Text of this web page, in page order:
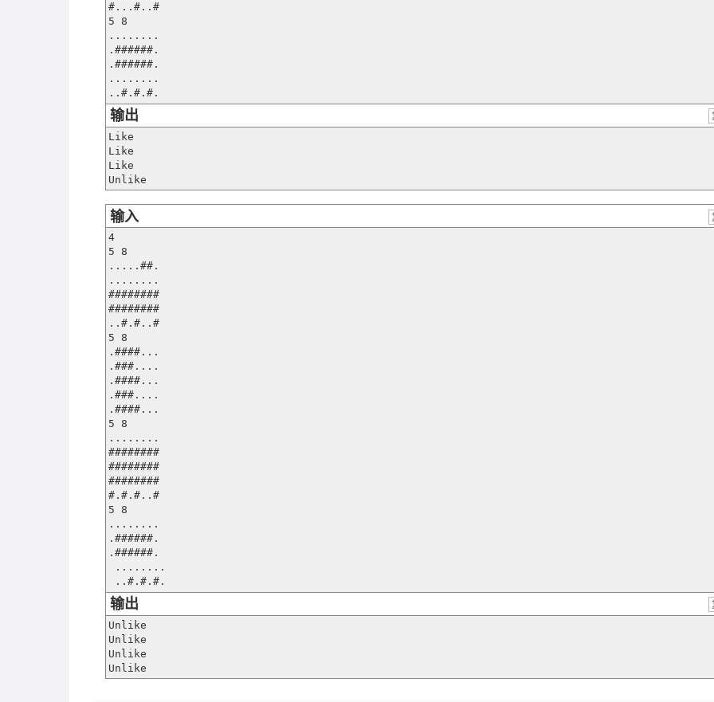
#...#..#
5 8
........
.######.
.######.
........
..#.#.#.
输出
Like
Like
Like
Unlike
输入
4
5 8
.....##.
........
########
########
..#.#..#
5 8
.####...
.###....
.####...
.###....
.####...
5 8
........
########
########
########
#.#.#..#
5 8
........
.######.
.######.
........
输出
Unlike
Unlike
Unlike
Unlike